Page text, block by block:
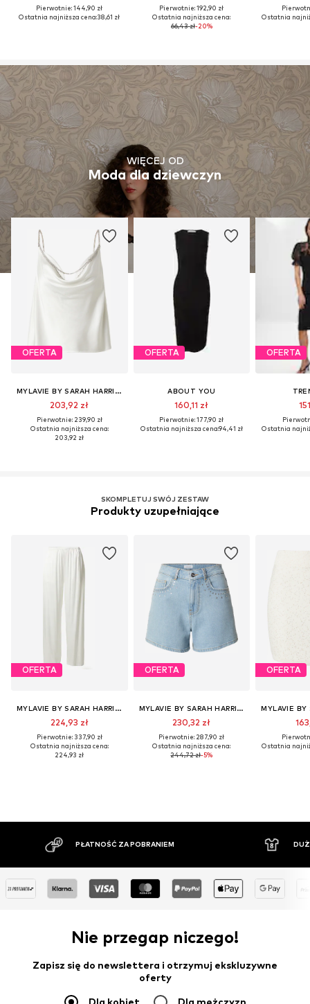
Pierwotnie: 144,90 zł
Ostatnia najniższa cena:38,61 zł
Pierwotnie: 192,90 zł
Ostatnia najniższa cena:
66,43 zł-20%
Ostatnia
WIĘCEJ OD
Moda dla dziewczyn
OFERTA
MYLAVIE BY SARAH HARRISON
203,92 zł
Pierwotnie: 239,90 zł
Ostatnia najniższa cena:
203,92 zł
OFERTA
ABOUT YOU
160,11 zł
Pierwotnie: 177,90 zł
Ostatnia najniższa cena:94,41 zł
OFERTA
Ostatnia
SKOMPLETUJ SWÓJ ZESTAW
Produkty uzupełniające
OFERTA
MYLAVIE BY SARAH HARRISON
224,93 zł
Pierwotnie: 337,90 zł
Ostatnia najniższa cena:
224,93 zł
OFERTA
MYLAVIE BY SARAH HARRISON
230,32 zł
Pierwotnie: 287,90 zł
Ostatnia najniższa cena:
244,72 zł-5%
OFERTA
Ostatnia
ZA POBRANIEM DUŻY ASORTYMENT
Nie przegap niczego!
Zapisz się do newslettera i otrzymuj ekskluzywne
oferty
Dla kobiet Dla mężczyzn